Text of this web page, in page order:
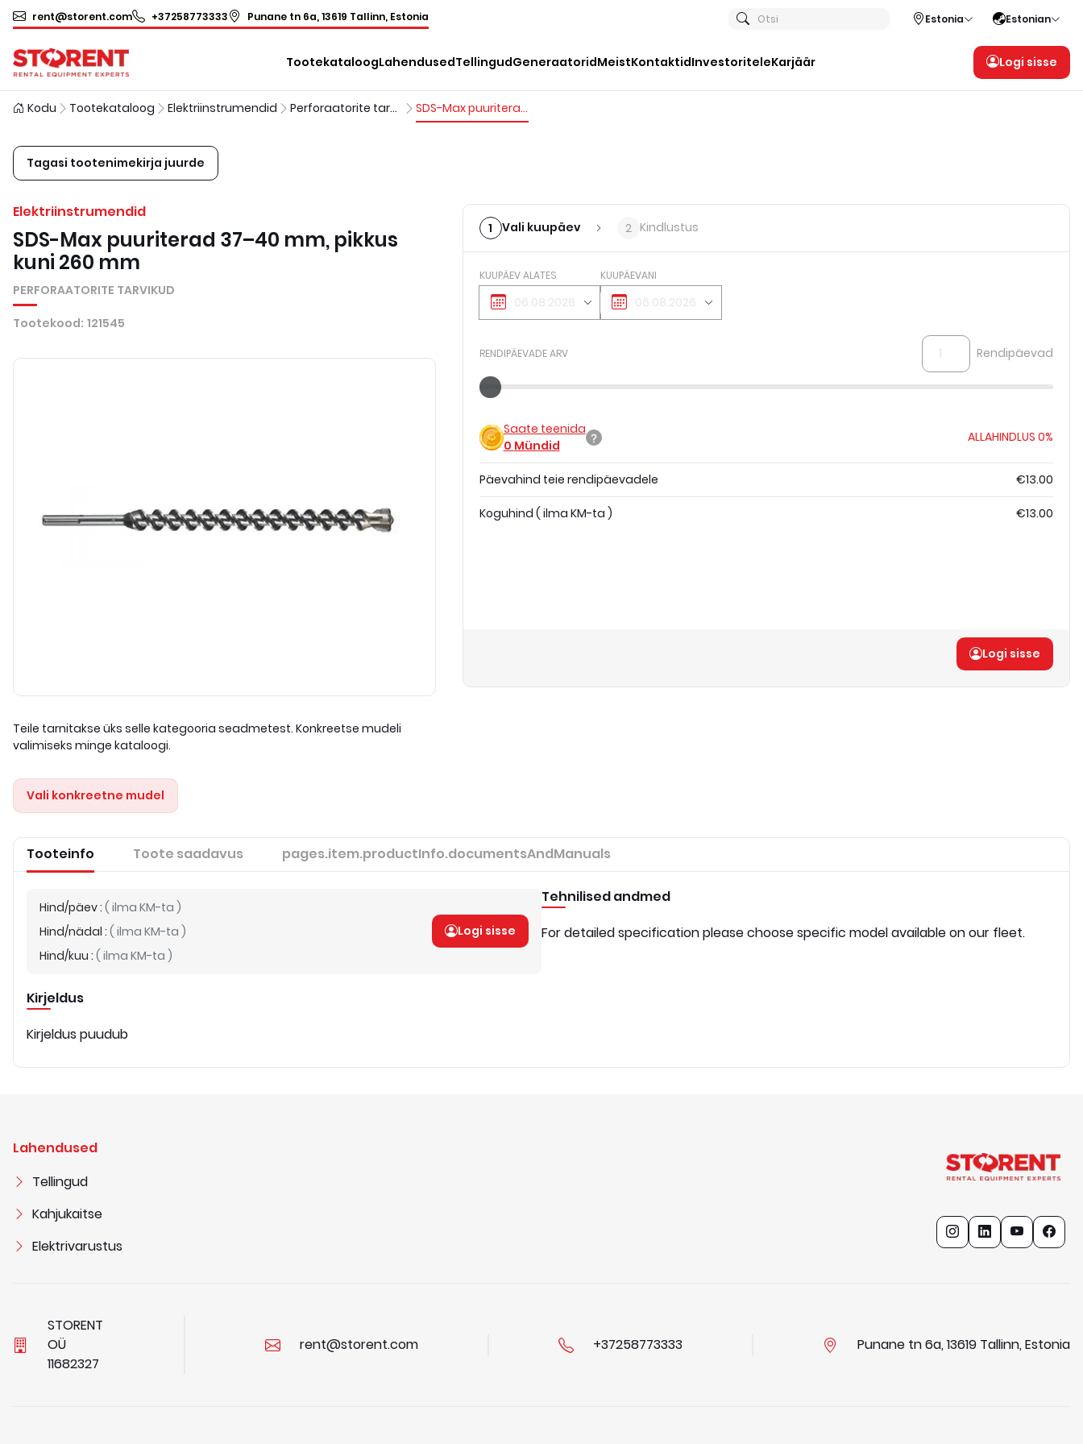
rent@storent.com +37258773333 Punane tn 6a, 13619 Tallinn, Estonia Otsi Estonia Estonian
TootekataloogLahendusedTellingudGeneraatoridMeistKontaktidInvestoriteleKarjäär Logi sisse
Kodu Tootekataloog Elektriinstrumendid Perforaatorite tarvikud SDS-Max puuriterad 37–40 mm, pikkus kuni 260 mm
Tagasi tootenimekirja juurde
Elektriinstrumendid
SDS-Max puuriterad 37–40 mm, pikkus
kuni 260 mm
PERFORAATORITE TARVIKUD
Tootekood: 121545
Teile tarnitakse üks selle kategooria seadmetest. Konkreetse mudeli
valimiseks minge kataloogi.
Vali konkreetne mudel
1 Vali kuupäev 2 Kindlustus
KUUPÄEV ALATES KUUPÄEVANI
RENDIPÄEVADE ARV Rendipäevad
Saate teenida
0 Mündid
ALLAHINDLUS 0%
Päevahind teie rendipäevadele €13.00
Koguhind ( ilma KM-ta ) €13.00
Logi sisse
Tooteinfo Toote saadavus pages.item.productInfo.documentsAndManuals
Hind/päev: ( ilma KM-ta )
Hind/nädal : ( ilma KM-ta )
Hind/kuu : ( ilma KM-ta )
Logi sisse
Kirjeldus
Kirjeldus puudub
Tehnilised andmed
For detailed specification please choose specific model available on our fleet.
Lahendused
Tellingud
Kahjukaitse
Elektrivarustus
STORENT
OÜ
11682327
rent@storent.com +37258773333 Punane tn 6a, 13619 Tallinn, Estonia